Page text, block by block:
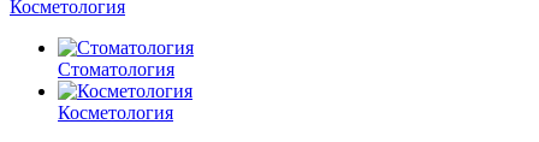
Косметология
Стоматология
Косметология